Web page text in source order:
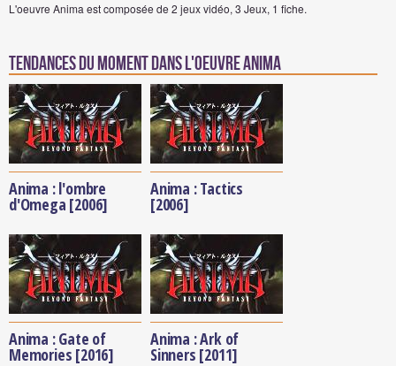
L'oeuvre Anima est composée de 2 jeux vidéo, 3 Jeux, 1 fiche.
Tendances du moment dans l'oeuvre Anima
Anima : l'ombre
d'Omega [2006]
Anima : Tactics
[2006]
Anima : Gate of
Memories [2016]
Anima : Ark of
Sinners [2011]